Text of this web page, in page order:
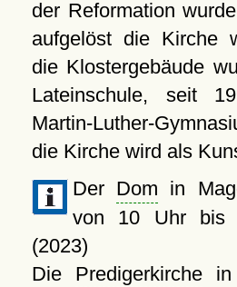
der Reformation
aufgelöst die Kirche
die Klostergebäude
Lateinschule, seit
Martin-Luther-
die Kirche wird als
Der Dom in
von 10 Uhr bis
(2023)
Die Predigerkirchein